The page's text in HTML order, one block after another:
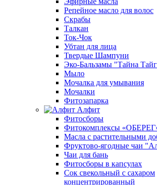
Репейное масло для волос
Скрабы
Талкан
Ток-Чок
Убтан для лица
Твердые Шампуни
Эко-Бальзамы "Тайна
Мыло
Мочалка для умывания
Мочалки
Фитозапарка
Алфит
Фитосборы
Фитокомплексы
Масла с растительными
Фруктово-ягодные чаи
Чаи для бань
Фитосборы в капсулах
Сок свекольный с сахаром
концентрированный